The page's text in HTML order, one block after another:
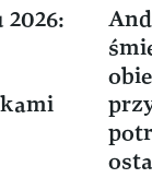
2026: